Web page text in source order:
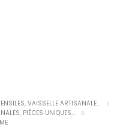
VAISSELLE ARTISANALE...
PIÈCES UNIQUES...